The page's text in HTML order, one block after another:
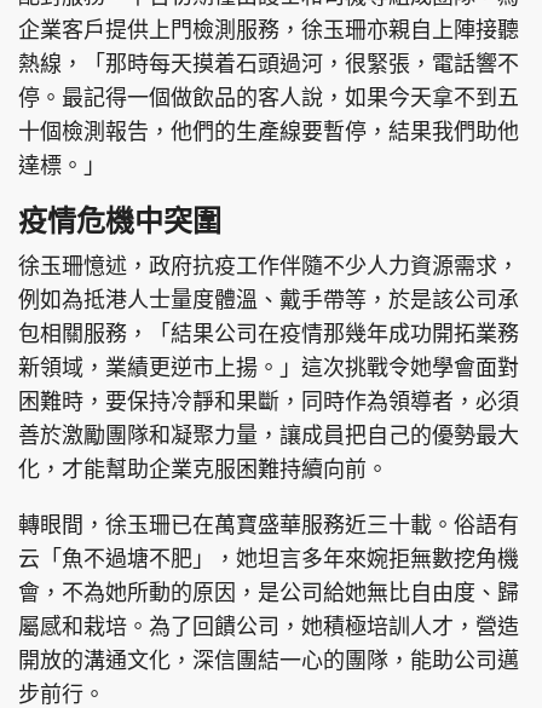
企業客戶提供上門檢測服務，徐玉珊亦親自上陣接聽
熱線，「那時每天摸着石頭過河，很緊張，電話響不
停。最記得一個做飲品的客人說，如果今天拿不到五
十個檢測報告，他們的生產線要暫停，結果我們助他
達標。」
疫情危機中突圍
徐玉珊憶述，政府抗疫工作伴隨不少人力資源需求，
例如為抵港人士量度體溫、戴手帶等，於是該公司承
包相關服務，「結果公司在疫情那幾年成功開拓業務
新領域，業績更逆市上揚。」這次挑戰令她學會面對
困難時，要保持冷靜和果斷，同時作為領導者，必須
善於激勵團隊和凝聚力量，讓成員把自己的優勢最大
化，才能幫助企業克服困難持續向前。
轉眼間，徐玉珊已在萬寶盛華服務近三十載。俗語有
云「魚不過塘不肥」，她坦言多年來婉拒無數挖角機
會，不為她所動的原因，是公司給她無比自由度、歸
屬感和栽培。為了回饋公司，她積極培訓人才，營造
開放的溝通文化，深信團結一心的團隊，能助公司邁
步前行。